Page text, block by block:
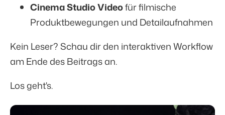
Cinema Studio Videofür filmische
Produktbewegungen und Detailaufnahmen
Kein Leser?Schau dir den interaktiven Workflow
am Ende des Beitrags an.
Los geht's.